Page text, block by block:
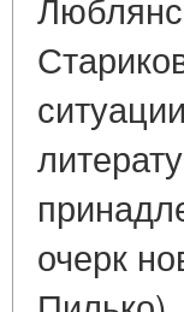
очерк